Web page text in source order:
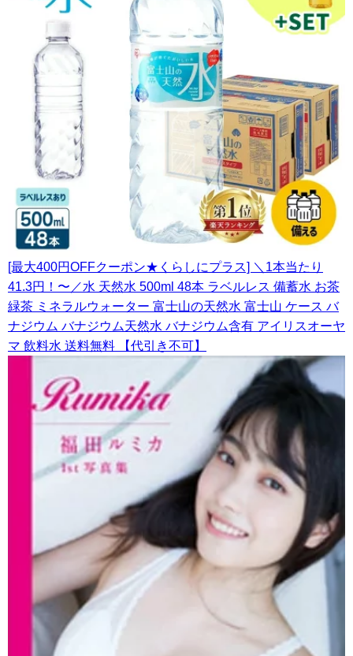
[最大400円OFFクーポン★くらしにプラス] ＼1本当たり
41.3円！〜／水 天然水 500ml 48本 ラベルレス 備蓄水 お茶
緑茶 ミネラルウォーター 富士山の天然水 富士山 ケース バ
ナジウム バナジウム天然水 バナジウム含有 アイリスオーヤ
マ 飲料水 送料無料 【代引き不可】